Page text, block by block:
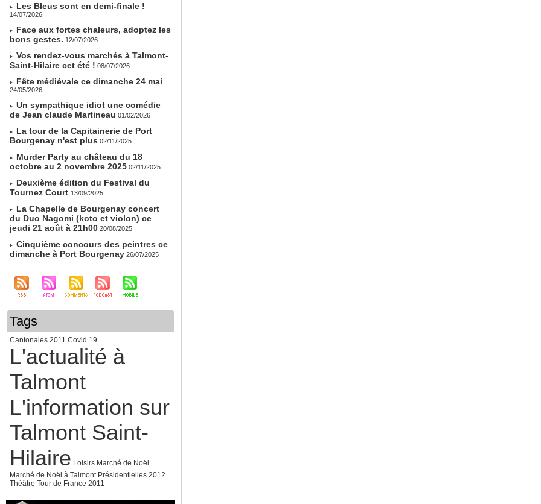
Les Bleus sont en demi-finale !
14/07/2026
Face aux fortes chaleurs, adoptez les
bons gestes. 12/07/2026
Vos rendez-vous marchés à Talmont-
Saint-Hilaire cet été ! 08/07/2026
Fête médiévale ce dimanche 24 mai
24/05/2026
Un sympathique idiot une comédie
de Jean claude Martineau 01/02/2026
La tour de la Capitainerie de Port
Bourgenay n'est plus 02/11/2025
Murder Party au château du 18
octobre au 2 novembre 2025 02/11/2025
Deuxième édition du Festival du
Tournez Court 13/09/2025
La Chapelle de Bourgenay concert
du Duo Nagomi (koto et violon) ce
jeudi 21 août à 21h00 20/08/2025
Cinquième concours des peintres ce
dimanche à Port Bourgenay 26/07/2025
Tags
Cantonales 2011 Covid 19
L'actualité à
Talmont
L'information sur
Talmont Saint-
Hilaire Loisirs Marché de Noël
Marché de Noël à Talmont Présidentielles 2012
Théâtre Tour de France 2011